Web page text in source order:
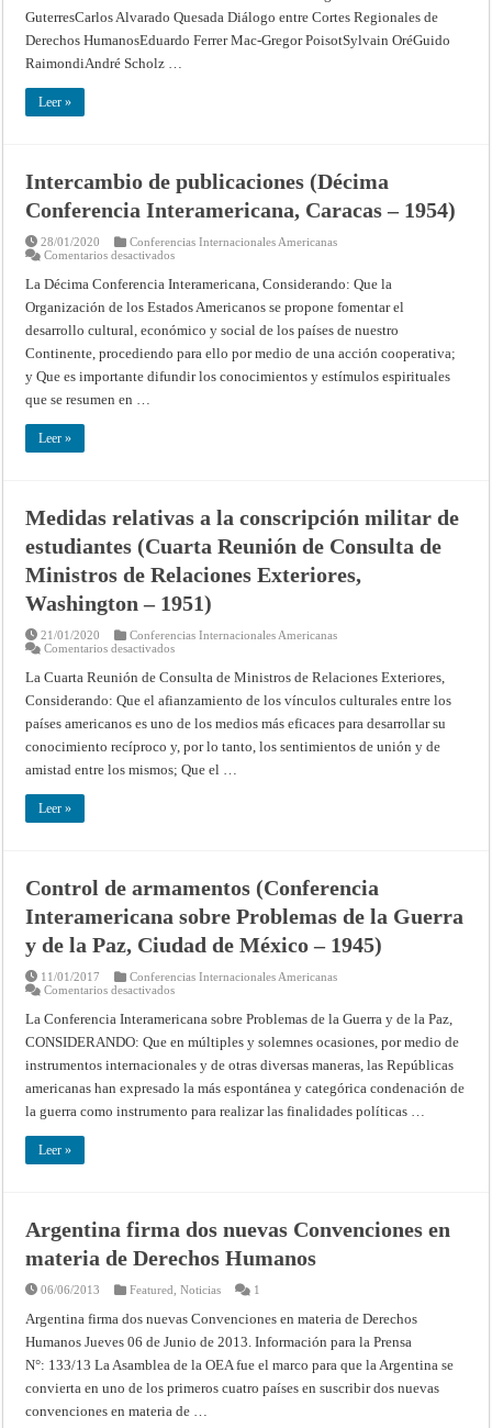
GuterresCarlos Alvarado Quesada Diálogo entre Cortes Regionales de
Derechos HumanosEduardo Ferrer Mac-Gregor PoisotSylvain OréGuido
RaimondiAndré Scholz …
Leer »
Intercambio de publicaciones (Décima
Conferencia Interamericana, Caracas – 1954)
28/01/2020
Conferencias Internacionales Americanas
Comentarios desactivadosen
de
publicaciones
(Décima
Interamericana,
Caracas
–
1954)
La Décima Conferencia Interamericana, Considerando: Que la
Organización de los Estados Americanos se propone fomentar el
desarrollo cultural, económico y social de los países de nuestro
Continente, procediendo para ello por medio de una acción cooperativa;
y Que es importante difundir los conocimientos y estímulos espirituales
que se resumen en …
Leer »
Medidas relativas a la conscripción militar de
estudiantes (Cuarta Reunión de Consulta de
Ministros de Relaciones Exteriores,
Washington – 1951)
21/01/2020
Conferencias Internacionales Americanas
Comentarios desactivadosen
relativas
a
la
militar
estudiantes
(Cuarta
Reunión
Washington
–
1951)
La Cuarta Reunión de Consulta de Ministros de Relaciones Exteriores,
Considerando: Que el afianzamiento de los vínculos culturales entre los
países americanos es uno de los medios más eficaces para desarrollar su
conocimiento recíproco y, por lo tanto, los sentimientos de unión y de
amistad entre los mismos; Que el …
Leer »
Control de armamentos (Conferencia
Interamericana sobre Problemas de la Guerra
y de la Paz, Ciudad de México – 1945)
11/01/2017
Conferencias Internacionales Americanas
Comentarios desactivadosen
de
armamentos
(Conferencia
Interamericana
sobre
Problemas
de
la
Guerra
–
1945)
La Conferencia Interamericana sobre Problemas de la Guerra y de la Paz,
CONSIDERANDO: Que en múltiples y solemnes ocasiones, por medio de
instrumentos inter­nacionales y de otras diversas maneras, las Repúblicas
americanas han expre­sado la más espontánea y categórica condenación de
la guerra como instru­mento para realizar las finalidades políticas …
Leer »
Argentina firma dos nuevas Convenciones en
materia de Derechos Humanos
06/06/2013 Featured ,Noticias 1
Argentina firma dos nuevas Convenciones en materia de Derechos
Humanos Jueves 06 de Junio de 2013. Información para la Prensa
N°: 133/13 La Asamblea de la OEA fue el marco para que la Argentina se
convierta en uno de los primeros cuatro países en suscribir dos nuevas
convenciones en materia de …